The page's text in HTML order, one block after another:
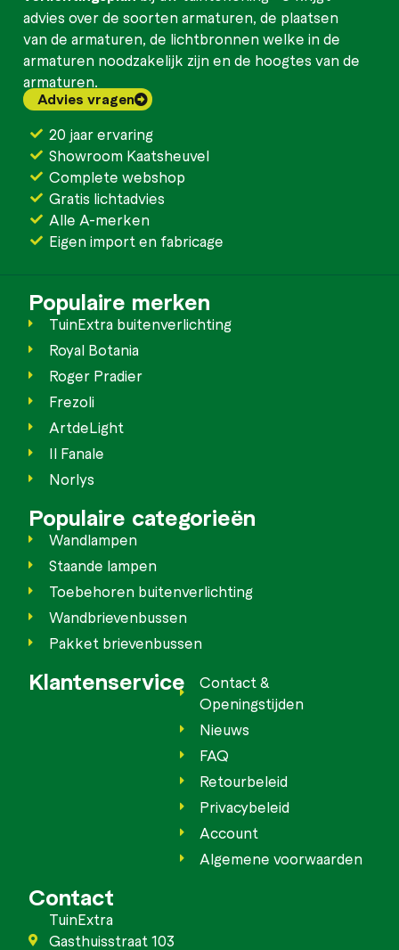
advies over de soorten armaturen, de plaatsen
van de armaturen, de lichtbronnen welke in de
armaturen noodzakelijk zijn en de hoogtes van de
armaturen.
Advies vragen
20 jaar ervaring
Showroom Kaatsheuvel
Complete webshop
Gratis lichtadvies
Alle A-merken
Eigen import en fabricage
Populaire merken
TuinExtra buitenverlichting
Royal Botania
Roger Pradier
Frezoli
ArtdeLight
Il Fanale
Norlys
Populaire categorieën
Wandlampen
Staande lampen
Toebehoren buitenverlichting
Wandbrievenbussen
Pakket brievenbussen
Klantenservice
Contact &
Openingstijden
Nieuws
FAQ
Retourbeleid
Privacybeleid
Account
Algemene voorwaarden
Contact
TuinExtra
Gasthuisstraat 103